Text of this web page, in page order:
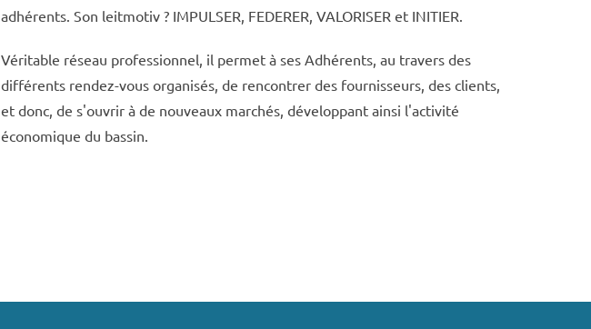
adhérents. Son leitmotiv ? IMPULSER, FEDERER, VALORISER et INITIER.
Véritable réseau professionnel, il permet à ses Adhérents, au travers des
différents rendez-vous organisés, de rencontrer des fournisseurs, des clients,
et donc, de s'ouvrir à de nouveaux marchés, développant ainsi l'activité
économique du bassin.